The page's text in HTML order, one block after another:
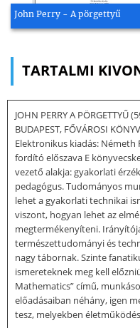
John Perry - A pörgettyű
TARTALMI
JOHN PERRY A PÖRGETTYŰ
BUDAPEST, FŐVÁROSI
Elektronikus kiadás: Németh
fordító előszava E
vezető alakja: gyakorlati
pedagógus. Tudományos
lehet a gyakorlati technikai
viszont, hogyan lehet az
megtermékenyíteni.
természettudományi és
nagy tábornak. Szinte
ismereteknek meg kell
Mathematics” című,
előadásaiban néhány, igen
tesz, melyekben